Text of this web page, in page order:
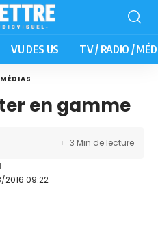
VU DES US TV / RADIO /
en gamme
2016 09:22
3 Min de lecture